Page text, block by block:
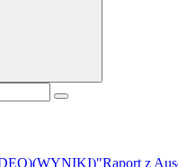
(WYNIKI)"Raport z